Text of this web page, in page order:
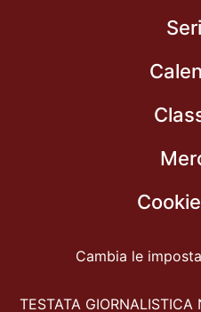
Cambia le
TESTATA